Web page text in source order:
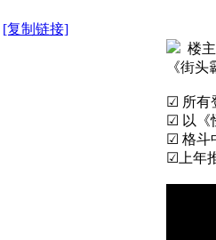
[复制链接]
楼主
《街
☑ 所有
☑ 以《
☑ 格斗
☑上年